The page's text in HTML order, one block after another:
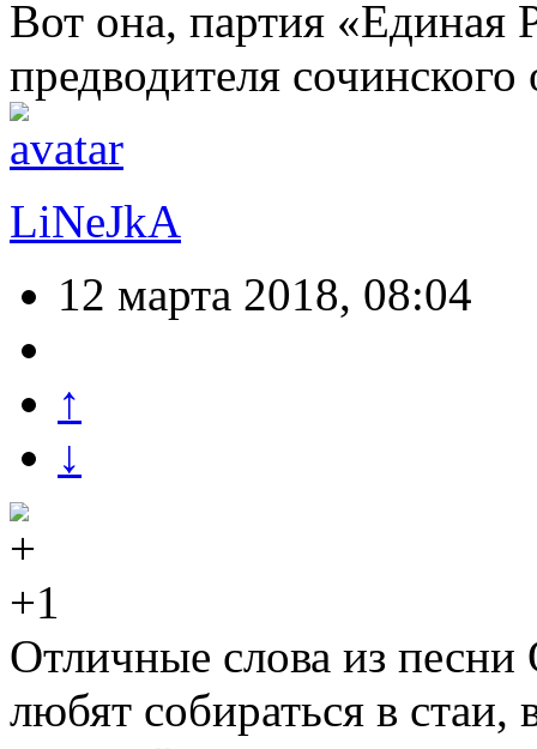
Вот она, партия «Единая
предводителя сочинского
LiNeJkA
12 марта 2018, 08:04
↑
↓
+1
Отличные слова из
любят собираться в стаи,